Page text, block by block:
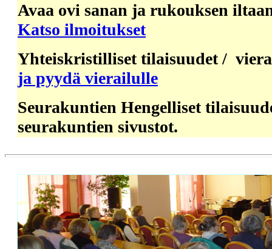
Avaa ovi sanan ja rukouksen
Katso ilmoitukset
Yhteiskristilliset tilaisuudet
ja pyydä vierailulle
Seurakuntien Hengelliset
seurakuntien sivustot.